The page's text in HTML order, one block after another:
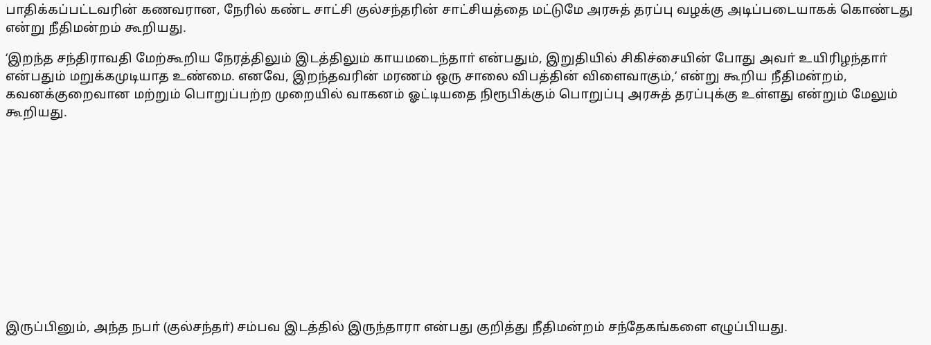
பாதிக்கப்பட்டவரின் கணவரான, நேரில் கண்ட சாட்சி குல்சந்தரின் சாட்சியத்தை மட்டுமே அரசுத் தரப்பு வழக்கு அடிப்படையாகக் கொண்டது
என்று நீதிமன்றம் கூறியது.
‘இறந்த சந்திராவதி மேற்கூறிய நேரத்திலும் இடத்திலும் காயமடைந்தாா் என்பதும், இறுதியில் சிகிச்சையின் போது அவா் உயிரிழந்தாா்
என்பதும் மறுக்கமுடியாத உண்மை. எனவே, இறந்தவரின் மரணம் ஒரு சாலை விபத்தின் விளைவாகும்,‘ என்று கூறிய நீதிமன்றம்,
கவனக்குறைவான மற்றும் பொறுப்பற்ற முறையில் வாகனம் ஓட்டியதை நிரூபிக்கும் பொறுப்பு அரசுத் தரப்புக்கு உள்ளது என்றும் மேலும்
கூறியது.
இருப்பினும், அந்த நபா் (குல்சந்தா்) சம்பவ இடத்தில் இருந்தாரா என்பது குறித்து நீதிமன்றம் சந்தேகங்களை எழுப்பியது.